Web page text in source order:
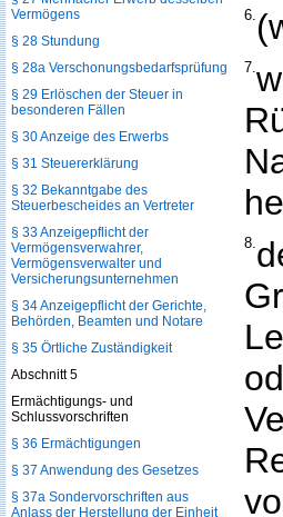
6.
7.
8.
Vermögens
§ 28 Stundung
§ 28a Verschonungsbedarfsprüfung
§ 29 Erlöschen der Steuer in
besonderen Fällen
§ 30 Anzeige des Erwerbs
§ 31 Steuererklärung
§ 32 Bekanntgabe des
Steuerbescheides an Vertreter
§ 33 Anzeigepflicht der
Vermögensverwahrer,
Vermögensverwalter und
Versicherungsunternehmen
§ 34 Anzeigepflicht der Gerichte,
Behörden, Beamten und Notare
§ 35 Örtliche Zuständigkeit
Abschnitt 5
Ermächtigungs- und
Schlussvorschriften
§ 36 Ermächtigungen
§ 37 Anwendung des Gesetzes
§ 37a Sondervorschriften aus
Anlass der Herstellung der Einheit